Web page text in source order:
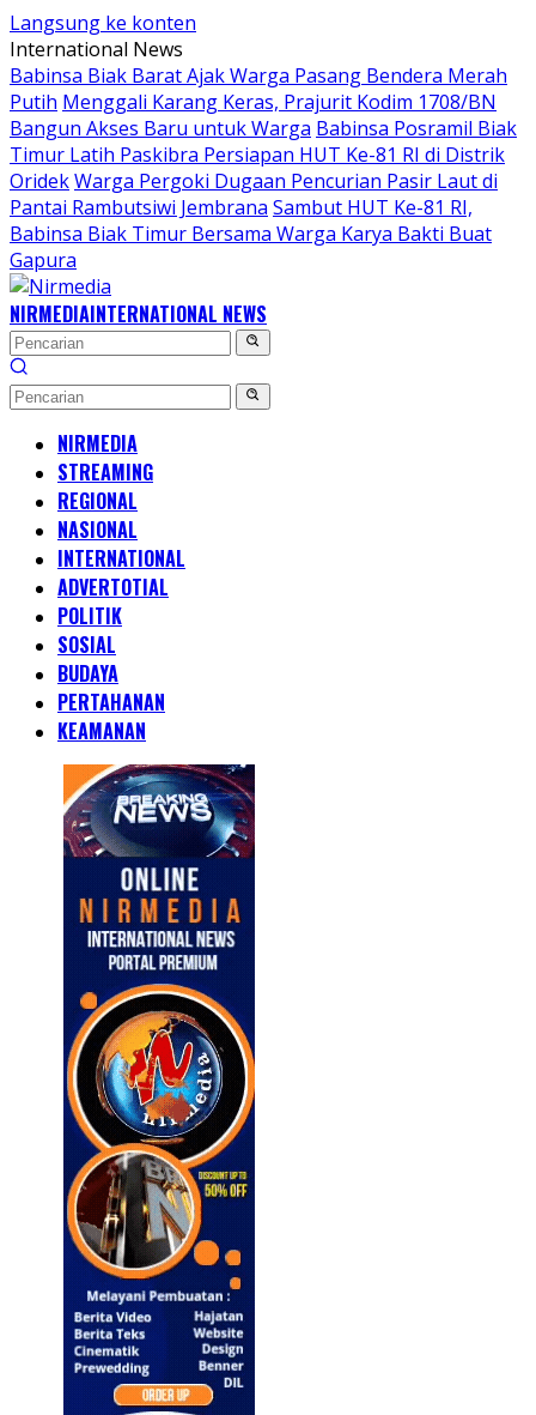
Langsung ke konten
International News
Babinsa Biak Barat Ajak Warga Pasang Bendera Merah
Putih Menggali Karang Keras, Prajurit Kodim 1708/BN
Bangun Akses Baru untuk Warga Babinsa Posramil Biak
Timur Latih Paskibra Persiapan HUT Ke-81 RI di Distrik
OridekWarga Pergoki Dugaan Pencurian Pasir Laut di
Pantai Rambutsiwi Jembrana Sambut HUT Ke-81 RI,
Babinsa Biak Timur Bersama Warga Karya Bakti Buat
Gapura
NIRMEDIAINTERNATIONAL NEWS
NIRMEDIA
STREAMING
REGIONAL
NASIONAL
INTERNATIONAL
ADVERTOTIAL
POLITIK
SOSIAL
BUDAYA
PERTAHANAN
KEAMANAN